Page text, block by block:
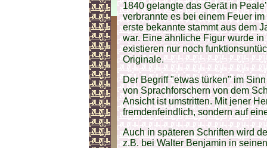
1840 gelangte das Gerät in
verbrannte es bei einem Feuer
erste bekannte stammt aus dem
war. Eine ähnliche Figur wurde
existieren nur noch
Originale.
Der Begriff "etwas türken" im
von Sprachforschern von dem
Ansicht ist umstritten. Mit jener
fremdenfeindlich, sondern auf
Auch in späteren Schriften wird
z.B. bei Walter Benjamin in